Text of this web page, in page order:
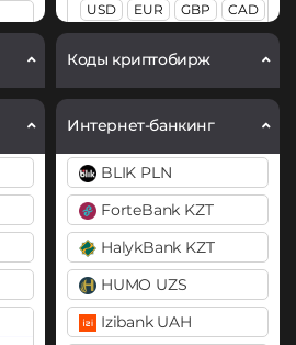
USD EUR GBP
CAD
AUD
Revolut
Skrill
USD EUR
WeChat CNY
Wise
USD EUR GBP
Коды криптобирж
Интернет-банкинг
BLIK PLN
ForteBank KZT
HalykBank KZT
HUMO UZS
Izibank UAH